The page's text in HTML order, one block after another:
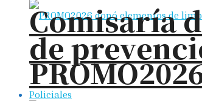
Comisaría
de
Policiales